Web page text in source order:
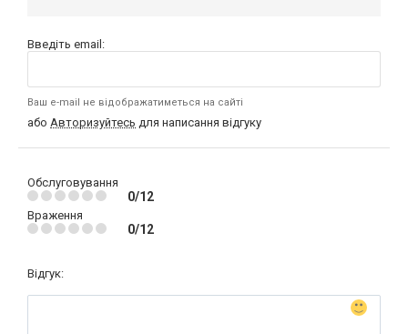
Введіть email:
Ваш e-mail не відображатиметься на сайті
або Авторизуйтесь для написання відгуку
Обслуговування
0/12
Враження
0/12
Відгук: